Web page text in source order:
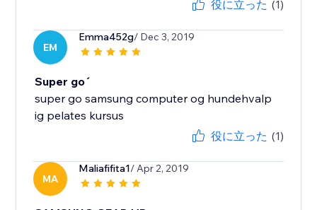
役に立った (1)
EM
Emma452g/ Dec 3, 2019
Super go´
super go samsung computer og hundehvalp
ig pelates kursus
役に立った (1)
MA
Maliafifita1/ Apr 2, 2019